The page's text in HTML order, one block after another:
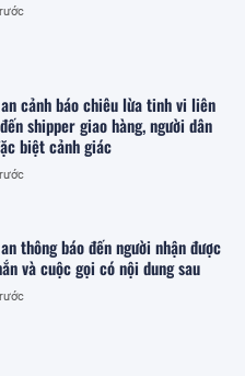
cảnh báo chiêu lừa tinh vi liên
shipper giao hàng, người dân
biệt cảnh giác
thông báo đến người nhận được
và cuộc gọi có nội dung sau